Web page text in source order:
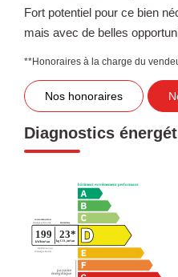
Fort potentiel pour ce bien
mais avec de belles
**Honoraires à la charge du
Nos honoraires
Diagnostics